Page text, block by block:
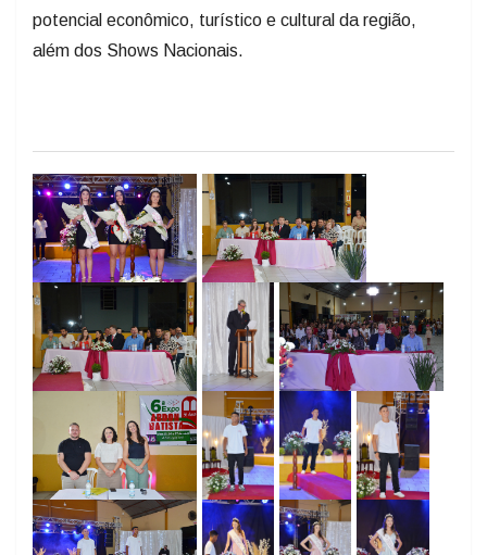
potencial econômico, turístico e cultural da região,
além dos Shows Nacionais.